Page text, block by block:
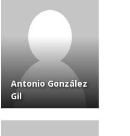
Antonio González
Gil